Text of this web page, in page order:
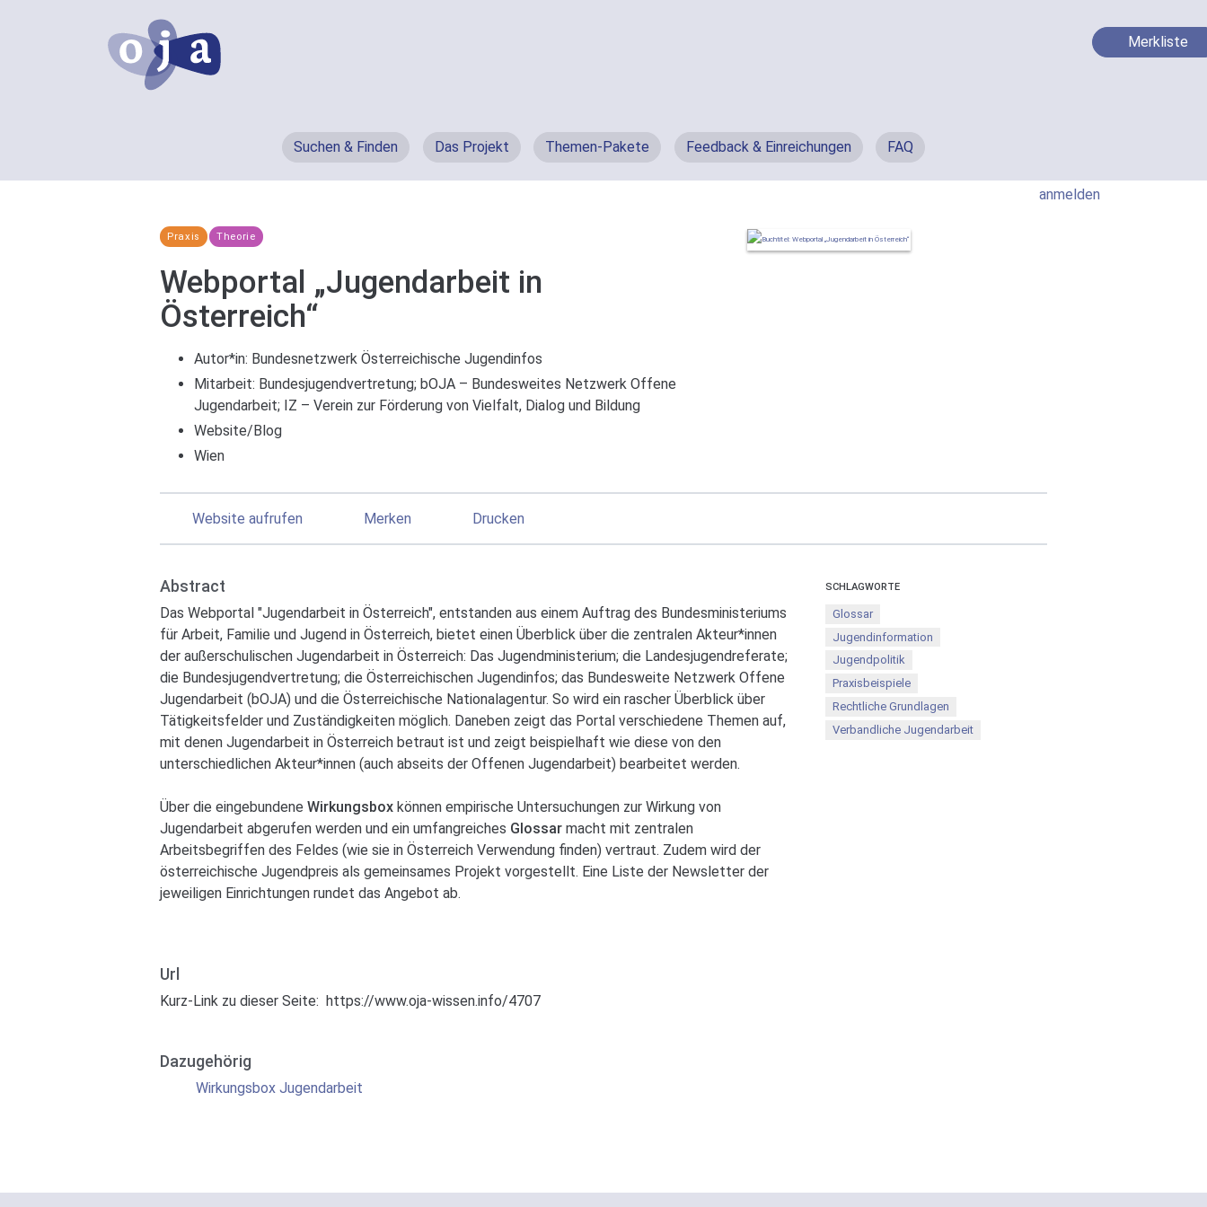
Suchen & Finden Das Projekt Themen-Pakete Feedback & Einreichungen FAQ
Merkliste
anmelden
Praxis Theorie
Webportal „Jugendarbeit in
Österreich“
Autor*in: Bundesnetzwerk Österreichische Jugendinfos
Mitarbeit: Bundesjugendvertretung; bOJA – Bundesweites Netzwerk Offene
Jugendarbeit; IZ – Verein zur Förderung von Vielfalt, Dialog und Bildung
Website/Blog
Wien
Website aufrufen Merken Drucken
Abstract
Das Webportal "Jugendarbeit in Österreich", entstanden aus einem Auftrag des Bundesministeriums
für Arbeit, Familie und Jugend in Österreich, bietet einen Überblick über die zentralen Akteur*innen
der außerschulischen Jugendarbeit in Österreich: Das Jugendministerium; die Landesjugendreferate;
die Bundesjugendvertretung; die Österreichischen Jugendinfos; das Bundesweite Netzwerk Offene
Jugendarbeit (bOJA) und die Österreichische Nationalagentur. So wird ein rascher Überblick über
Tätigkeitsfelder und Zuständigkeiten möglich. Daneben zeigt das Portal verschiedene Themen auf,
mit denen Jugendarbeit in Österreich betraut ist und zeigt beispielhaft wie diese von den
unterschiedlichen Akteur*innen (auch abseits der Offenen Jugendarbeit) bearbeitet werden.
Über die eingebundene Wirkungsbox können empirische Untersuchungen zur Wirkung von
Jugendarbeit abgerufen werden und ein umfangreiches Glossar macht mit zentralen
Arbeitsbegriffen des Feldes (wie sie in Österreich Verwendung finden) vertraut. Zudem wird der
österreichische Jugendpreis als gemeinsames Projekt vorgestellt. Eine Liste der Newsletter der
jeweiligen Einrichtungen rundet das Angebot ab.
SCHLAGWORTE
Glossar
Jugendinformation
Jugendpolitik
Praxisbeispiele
Rechtliche Grundlagen
Verbandliche Jugendarbeit
Url
Kurz-Link zu dieser Seite: https://www.oja-wissen.info/4707
Dazugehörig
Wirkungsbox Jugendarbeit